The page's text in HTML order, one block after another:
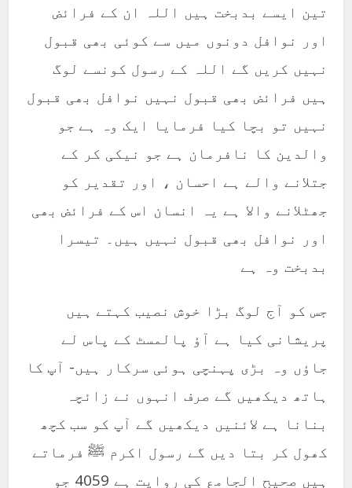
تین ایسے بدبخت ہیں اللہ ان کے فرائض
اور نوافل دونوں میں سے کوئی بھی قبول
نہیں کریں گے اللہ کے رسول کونسے لوگ
ہیں فرائض بھی قبول نہیں نوافل بھی قبول
نہیں تو بچا کیا فرمایا ایک وہ ہے جو
والدین کا نافرمان ہے جو نیکی کر کے
جتلانے والے ہے احسان ، اور تقدیر کو
جھٹلانے والا ہے یہ انسان اس کے فرائض بھی
اور نوافل بھی قبول نہیں ہیں۔ تیسرا
بدبخت وہ ہے
جس کو آج لوگ بڑا خوش نصیب کہتے ہیں
پریشانی کیا ہے آؤ پالمسٹ کے پاس لے
جاؤں وہ بڑی پہنچی ہوئی سرکار ہیں- آپ کا
ہاتھ دیکھیں گے صرف انہوں نے زائچہ
بنانا ہے لائنیں دیکھیں گے آپ کو سب کچھ
کھول کر بتا دیں گے رسول اکرم ﷺ فرماتے
ہیں صحیح الجامع کی روایت ہے 4059 جو